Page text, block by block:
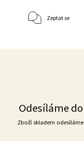
Zeptat se
Odesíláme
Zboží skladem